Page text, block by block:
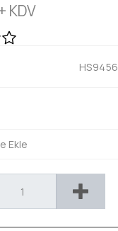
KDV
HS9456
Ekle